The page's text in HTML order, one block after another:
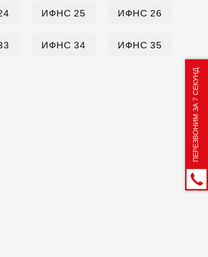
ИФНС 25 ИФНС 26
ИФНС 34 ИФНС 35
ПЕРЕЗВОНИМ ЗА 7 СЕКУНД